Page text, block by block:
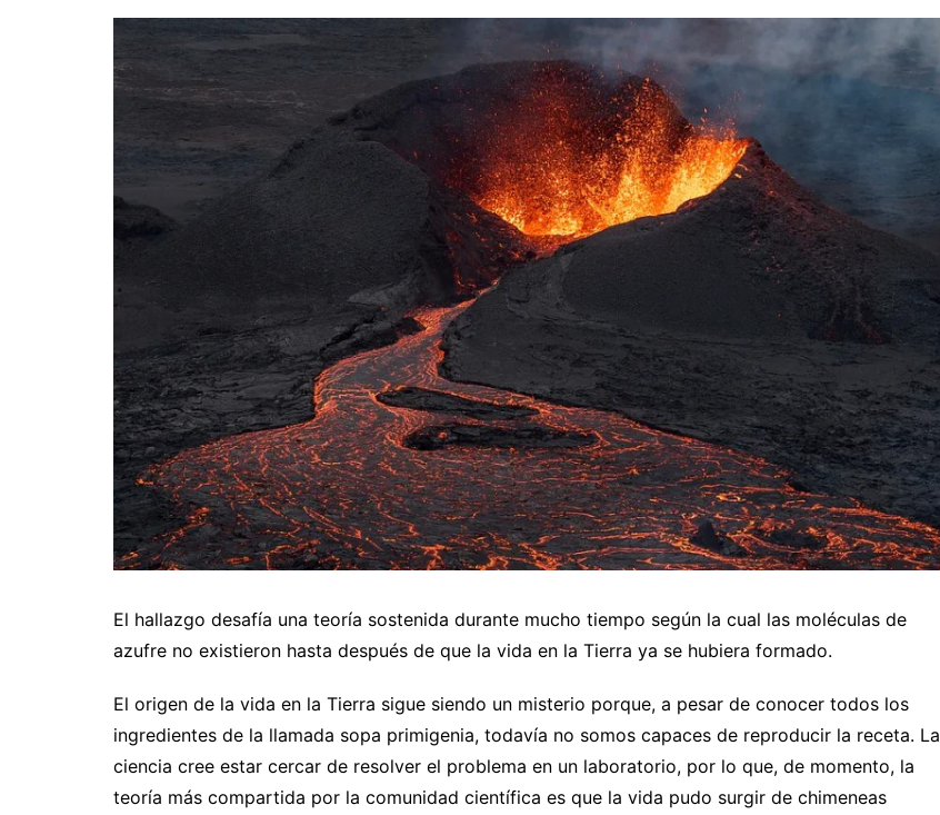
El hallazgo desafía una teoría sostenida durante mucho tiempo según la cual las moléculas de
azufre no existieron hasta después de que la vida en la Tierra ya se hubiera formado.
El origen de la vida en la Tierra sigue siendo un misterio porque, a pesar de conocer todos los
ingredientes de la llamada sopa primigenia, todavía no somos capaces de reproducir la receta. La
ciencia cree estar cercar de resolver el problema en un laboratorio, por lo que, de momento, la
teoría más compartida por la comunidad científica es que la vida pudo surgir de chimeneas